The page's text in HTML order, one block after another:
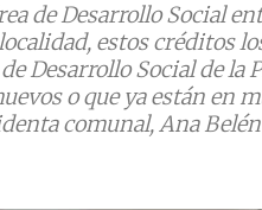
de Desarrollo Social
estos créditos
Desarrollo Social de la
o que ya están en
comunal, Ana